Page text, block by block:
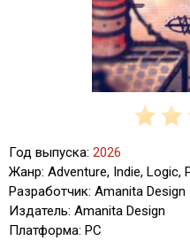
Год выпуска: 2026
Жанр: Adventure, Indie, Logic,
Разработчик: Amanita Design
Издатель: Amanita Design
Платформа: PC